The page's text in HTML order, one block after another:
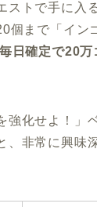
トで手に入
個まで「イン
毎日確定で20万
強化せよ！」
、非常に興味